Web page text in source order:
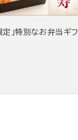
定」特別なお弁当ギフ